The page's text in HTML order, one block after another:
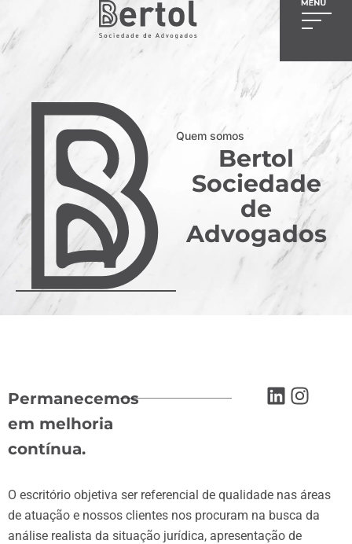
Quem somos
Bertol
Sociedade
de
Advogados
Permanecemos
em melhoria
contínua.
O escritório objetiva ser referencial de qualidade nas áreas
de atuação e nossos clientes nos procuram na busca da
análise realista da situação jurídica, apresentação de